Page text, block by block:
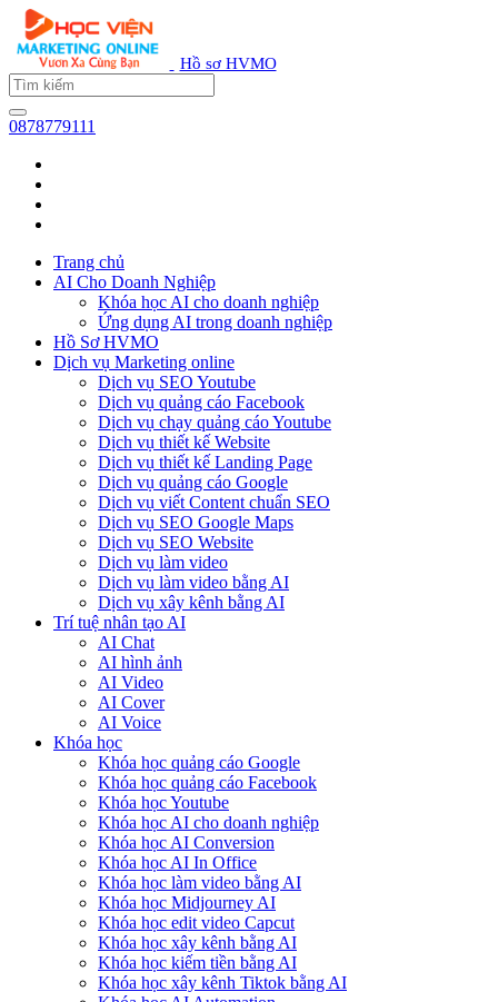
Hồ sơ HVMO
0878779111
Trang chủ
AI Cho Doanh Nghiệp
Khóa học AI cho doanh nghiệp
Ứng dụng AI trong doanh nghiệp
Hồ Sơ HVMO
Dịch vụ Marketing online
Dịch vụ SEO Youtube
Dịch vụ quảng cáo Facebook
Dịch vụ chạy quảng cáo Youtube
Dịch vụ thiết kế Website
Dịch vụ thiết kế Landing Page
Dịch vụ quảng cáo Google
Dịch vụ viết Content chuẩn SEO
Dịch vụ SEO Google Maps
Dịch vụ SEO Website
Dịch vụ làm video
Dịch vụ làm video bằng AI
Dịch vụ xây kênh bằng AI
Trí tuệ nhân tạo AI
AI Chat
AI hình ảnh
AI Video
AI Cover
AI Voice
Khóa học
Khóa học quảng cáo Google
Khóa học quảng cáo Facebook
Khóa học Youtube
Khóa học AI cho doanh nghiệp
Khóa học AI Conversion
Khóa học AI In Office
Khóa học làm video bằng AI
Khóa học Midjourney AI
Khóa học edit video Capcut
Khóa học xây kênh bằng AI
Khóa học kiếm tiền bằng AI
Khóa học xây kênh Tiktok bằng AI